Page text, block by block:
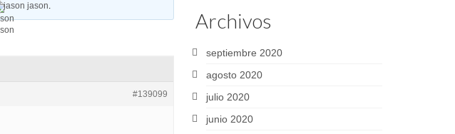
jason jason.
#139099
Archivos
septiembre 2020
agosto 2020
julio 2020
junio 2020